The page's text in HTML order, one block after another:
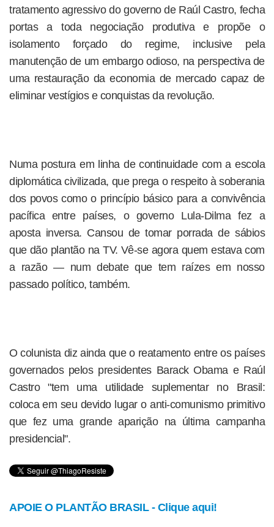
tratamento agressivo do governo de Raúl Castro, fecha
portas a toda negociação produtiva e propõe o
isolamento forçado do regime, inclusive pela
manutenção de um embargo odioso, na perspectiva de
uma restauração da economia de mercado capaz de
eliminar vestígios e conquistas da revolução.
Numa postura em linha de continuidade com a escola
diplomática civilizada, que prega o respeito à soberania
dos povos como o princípio básico para a convivência
pacífica entre países, o governo Lula-Dilma fez a
aposta inversa. Cansou de tomar porrada de sábios
que dão plantão na TV. Vê-se agora quem estava com
a razão — num debate que tem raízes em nosso
passado político, também.
O colunista diz ainda que o reatamento entre os países
governados pelos presidentes Barack Obama e Raúl
Castro "tem uma utilidade suplementar no Brasil:
coloca em seu devido lugar o anti-comunismo primitivo
que fez uma grande aparição na última campanha
presidencial".
APOIE O PLANTÃO BRASIL - Clique aqui!